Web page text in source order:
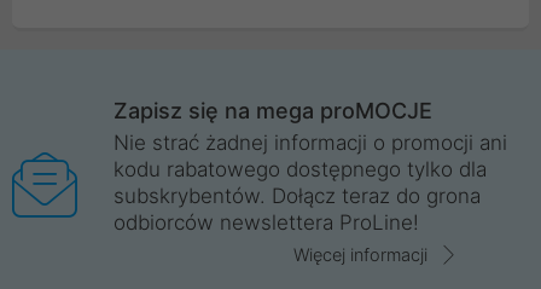
Wrocław, Poznań, Legnica, Katowice, Gliwice, Kalisz, Bytom,
Trzebnica, Opole. Szybka i profesjonalna obsługa!
ProLine to polska firma ze 100% polskim kapitałem. Działamy
legalnie i płacimy podatki w naszym kraju! Posiadamy siedzibę
główną w Mirkowie oraz salony na terenie kraju. Cała
komunikacja ze sklepem komputerowym ProLine jest
Zapisz się na mega proMOCJE
Nie strać żadnej informacji o promocji ani
kodu rabatowego dostępnego tylko dla
subskrybentów. Dołącz teraz do grona
odbiorców newslettera ProLine!
Więcej informacji